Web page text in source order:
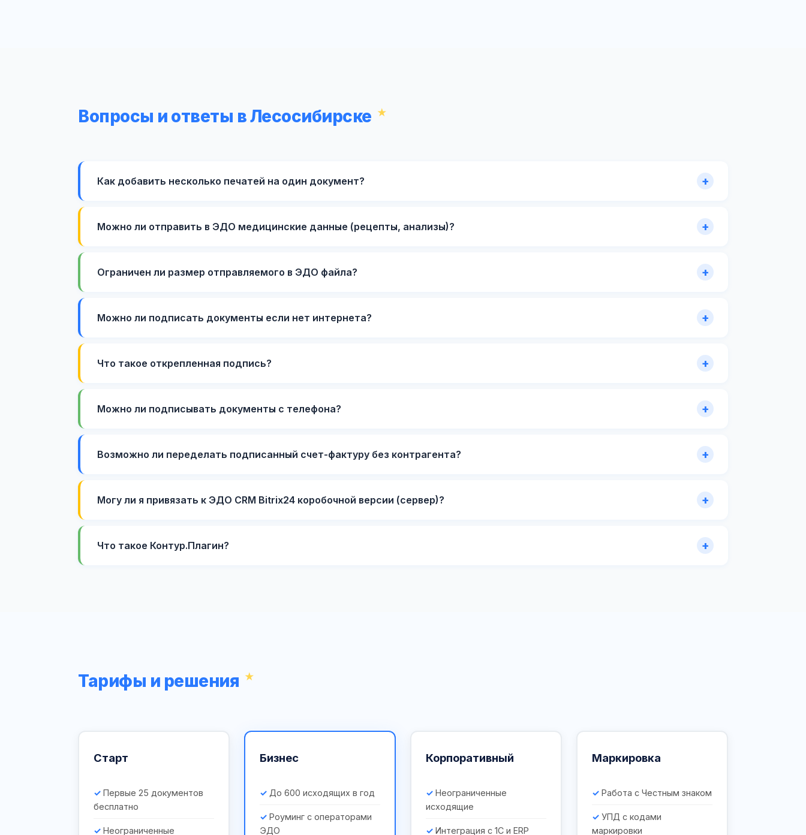
Вопросы и ответы в Лесосибирске
Как добавить несколько печатей на один документ?
Можно ли отправить в ЭДО медицинские данные (рецепты, анализы)?
Ограничен ли размер отправляемого в ЭДО файла?
Можно ли подписать документы если нет интернета?
Что такое открепленная подпись?
Можно ли подписывать документы с телефона?
Возможно ли переделать подписанный счет-фактуру без контрагента?
Могу ли я привязать к ЭДО CRM Bitrix24 коробочной версии (сервер)?
Что такое Контур.Плагин?
Тарифы и решения
Старт
Первые 25 документов
бесплатно
Неограниченные
Бизнес
До 600 исходящих в год
Роуминг с операторами
ЭДО
Корпоративный
Неограниченные
исходящие
Интеграция с 1С и ERP
Маркировка
Работа с Честным знаком
УПД с кодами
маркировки